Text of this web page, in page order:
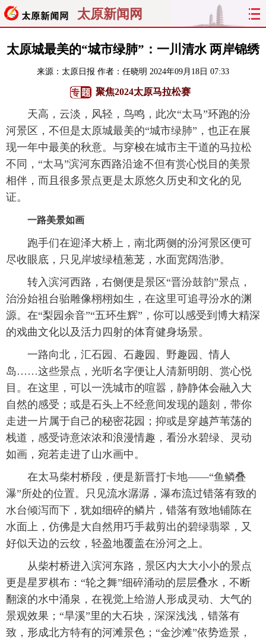
太原新闻网
首页 聚焦 太原 山西
经济 关注 文明 出行
旅游 理财 政务 教育
看天下 晋月读 最太原 网罗民生
太原日报
太原城最美的“城市绿肺”：一川清水 两岸锦绣
来源： 太原日报 作者：任晓明 2024年09月18日 07:33
聚焦2024太原马拉松赛
天高，云淡，风轻，鸟鸣，此次“太马”环跑的汾
河景区，不但是太原城最美的“城市绿肺”，也正在展
现一年中最美的秋意。与穿梭在城市主干道的马拉松
不同，“太马”滨河东西路沿途不但有赏心悦目的美景
相伴，而且很多景点更是太原悠久历史和文化的见
证。
一路美景如画
跑手们在迎泽大桥上，南北两侧的汾河景区便可
尽收眼底，只见岸坡绿植葱茏，水面宽阔浩渺。
转入滨河西路，右侧便是景区“晋汾鼓韵”景点，
治汾始祖台骀雕像栩栩如生，在这里可追寻汾水的渊
源。在“梨园余音”“五环生辉”，你可以感受到博大精深
的戏曲文化以及活力四射的体育健身场景。
一路向北，汇石园、石趣园、野趣园、情人
岛……这些景点，光听名字便让人清新明朗、赏心悦
目。在这里，可以一洗城市的喧嚣，静静体会融入大
自然的感受；或是石头上不经意间发现的题刻，带你
走进一片属于自己的秘密花园；抑或是穿越芦苇荡的
栈道，感受诗意浓浓和浪漫情趣，看汾水碧绿、灵动
如画，宛若走进了山水画中。
在太马柴村桥段，便是新晋打卡地——“鱼鳞叠
瀑”所处的位置。只见流水潺潺，瀑布流过错落有致的
水台倾泻而下，犹如细碎的鳞片，错落有致地铺陈在
水面上，仿佛是大自然用巧手裁剪出的碧绿翡翠，又
好似天边的云纹，轻盈地覆盖在汾河之上。
从柴村桥进入滨河东路，景区内大大小小的景点
更是星罗棋布：“轮之舞”细碎涌动的层层叠水，不断
翻滚的水中涌泉，在视觉上给游人形成灵动、大气的
景观效果；“旱溪”里的大石块，深深浅浅，错落有
致，形成北方特有的河滩景色；“金沙滩”依势造景，